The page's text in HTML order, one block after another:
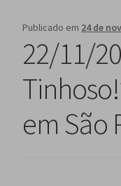
Publicado em 24 de
22/11/
em São